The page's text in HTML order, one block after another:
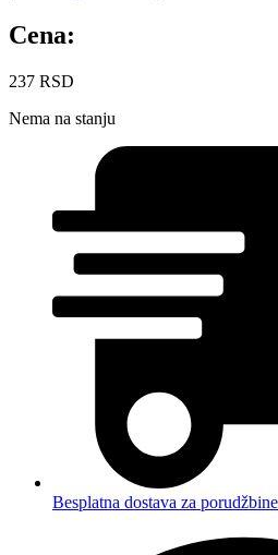
Cena:
237 RSD
Nema na stanju
Besplatna dostava za